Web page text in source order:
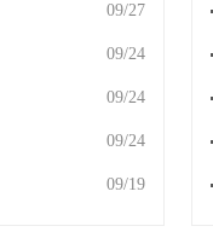
09/27
09/24
09/24
09/24
09/19